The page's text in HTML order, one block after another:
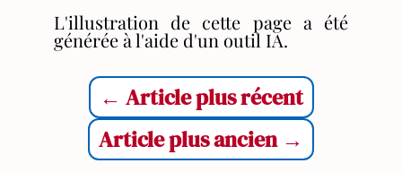
L'illustration de cette page a été
générée à l'aide d'un outil IA.
← Article plus récent
Article plus ancien→